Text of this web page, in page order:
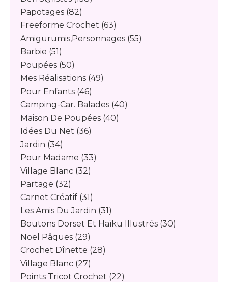
Papotages (82)
Freeforme Crochet (63)
Amigurumis,personnages (55)
Barbie (51)
Poupées (50)
Mes Réalisations (49)
Pour Enfants (46)
Camping-Car. Balades (40)
Maison De Poupées (40)
Idées Du Net (36)
Jardin (34)
Pour Madame (33)
Village Blanc (32)
Partage (32)
Carnet Créatif (31)
Les Amis Du Jardin (31)
Boutons Dorset Et Haïku Illustrés (30)
Noël Pâques (29)
Crochet Dînette (28)
Village Blanc (27)
Points Tricot Crochet (22)